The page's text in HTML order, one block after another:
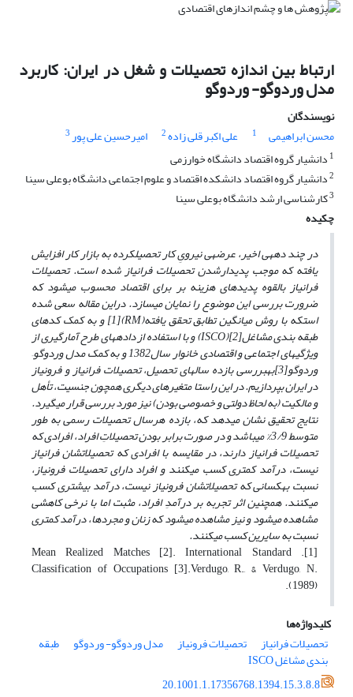
ارتباط بین اندازه تحصیلات و شغل در ایران: کاربرد
مدل وردوگو- وردوگو
نویسندگان
محسن ابراهیمی
1 علی اکبر قلی زاده2 امیرحسین علی پور3
1 دانشیار گروه اقتصاد دانشگاه خوارزمی
2دانشیار گروه اقتصاد دانشکده اقتصاد و علوم اجتماعی دانشگاه بوعلی سینا
3کارشناسی ارشد دانشگاه بوعلی سینا
چکیده
در چند دهه­ی­ اخیر، عرضه­ی­ نیرویِ کار تحصیل­کرده به بازار کار افزایش
یافته که موجب پدیدارشدن تحصیلات فرانیاز شده است. تحصیلات
فرانیاز بالقوه پدیده­ای هزینه بر برای اقتصاد محسوب می­شود که
ضرورت بررسی این موضوع را نمایان می­سازد. دراین مقاله سعی شده
استکهباروش میانگین تطابق تحقق یافته(RM)[1] و به کمک کدهای
طبقه ­بندی مشاغل[2] (ISCO) و بااستفاده از داده­های طرح آمارگیری از
ویژگی­های اجتماعی و اقتصادی خانوار سال1382 و به کمک مدل وردوگو–
وردوگو[3]به بررسی بازده سال­های تحصیل، تحصیلات فرانیاز و فرونیاز
درایران بپردازیم.در این راستا متغیرهای دیگری همچون جنسیت، تأهل
و مالکیت (به لحاظ دولتی و خصوصی بودن) نیز مورد بررسی قرار می­گیرد.
نتایج تحقیق نشان می­دهد که، بازده هرسال تحصیلات رسمی به طور
متوسط 3/9% می­باشد و در صورت برابر بودن تحصیلاتِ افراد، افرادی که
تحصیلات فرانیاز دارند، در مقایسه با افرادی که تحصیلات­شان فرانیاز
نیست، درآمد کمتری کسب می­کنند و افراد دارای تحصیلات فرونیاز،
نسبت بهکسانی که تحصیلاتشان فرونیاز نیست، درآمد بیشتری کسب
می­کنند. همچنین اثر تجربه بر درآمدِ افراد، مثبت اما با نرخی کاهشی
مشاهده می­شود و نیز مشاهده می­شود که زنان و مجردها، درآمد کمتری
نسبت به سایرین کسب می­کنند.
[1]. Mean Realized Matches [2]. International Standard
Classification of Occupations [3].Verdugo, R., & Verdugo, N.
(1989).
کلیدواژه‌ها
تحصیلات فرانیاز
تحصیلات فرونیاز مدل وردوگو- وردوگو طبقه
‌بندی مشاغل ISCO
20.1001.1.17356768.1394.15.3.8.8